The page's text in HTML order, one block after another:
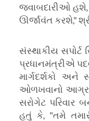
જવાબદારીઓ હશે,
ઊર્જાવંત કરશે,"
સંસ્થાકીય સપોર્ટ
પ્રધાનમંત્રીએ
માર્ગદર્શકો
ઓળખવાનો
સરોગેટ પરિવાર
હતું કે, "તમે